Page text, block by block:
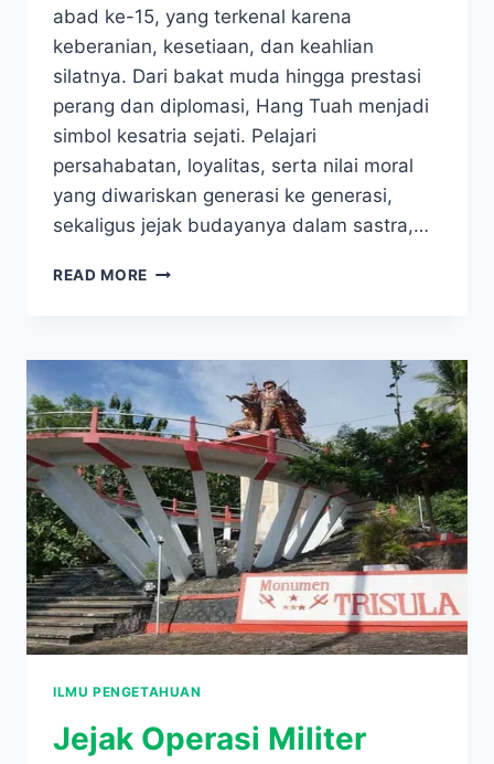
abad ke-15, yang terkenal karena
keberanian, kesetiaan, dan keahlian
silatnya. Dari bakat muda hingga prestasi
perang dan diplomasi, Hang Tuah menjadi
simbol kesatria sejati. Pelajari
persahabatan, loyalitas, serta nilai moral
yang diwariskan generasi ke generasi,
sekaligus jejak budayanya dalam sastra,…
READ MORE HANG
KESATRIA
YANG
LEGENDARIS
ILMU PENGETAHUAN
Jejak Operasi Militer